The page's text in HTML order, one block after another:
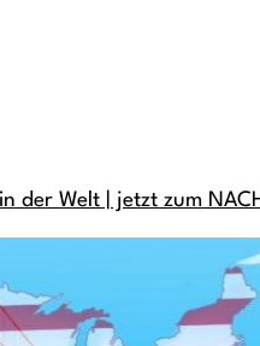
der Welt | jetzt zum